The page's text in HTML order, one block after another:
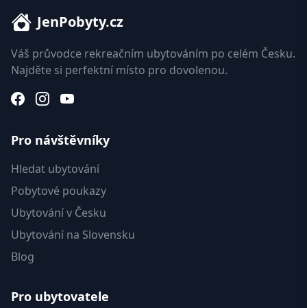
JenPobyty.cz
Váš průvodce rekreačním ubytováním po celém Česku.
Najděte si perfektní místo pro dovolenou.
Pro návštěvníky
Hledat ubytování
Pobytové poukazy
Ubytování v Česku
Ubytování na Slovensku
Blog
Pro ubytovatele